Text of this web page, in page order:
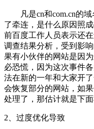
凡是cn和com.cn的域
了牵连，是什么原因照
前百度工作人员表示还
调查结果分析，受到影
果有小伙伴的网站是因
必恐慌，因为这次事件
法在新的一年和大家开
会恢复部分的网站，如
处理了，那估计就是下
2、过度优化导致